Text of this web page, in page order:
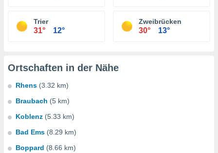
Trier
31° 12°
Zweibrücken
30° 13°
Ortschaften in der Nähe
Rhens (3.32 km)
Braubach (5 km)
Koblenz (5.33 km)
Bad Ems (8.29 km)
Boppard (8.66 km)